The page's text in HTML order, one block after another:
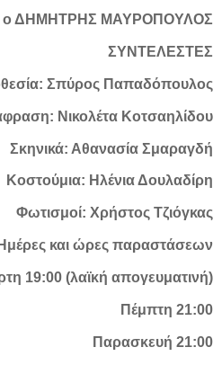
ο ΔΗΜΗΤΡΗΣ ΜΑΥΡΟΠΟΥΛΟΣ
ΣΥΝΤΕΛΕΣΤΕΣ
Σπύρος Παπαδόπουλος
Νικολέτα Κοτσαηλίδου
Σκηνικά: Αθανασία Σμαραγδή
Κοστούμια: Ηλένια Δουλαδίρη
Φωτισμοί: Χρήστος Τζιόγκας
Ημέρες και ώρες παραστάσεων
19:00 (λαϊκή απογευματινή)
Πέμπτη 21:00
Παρασκευή 21:00